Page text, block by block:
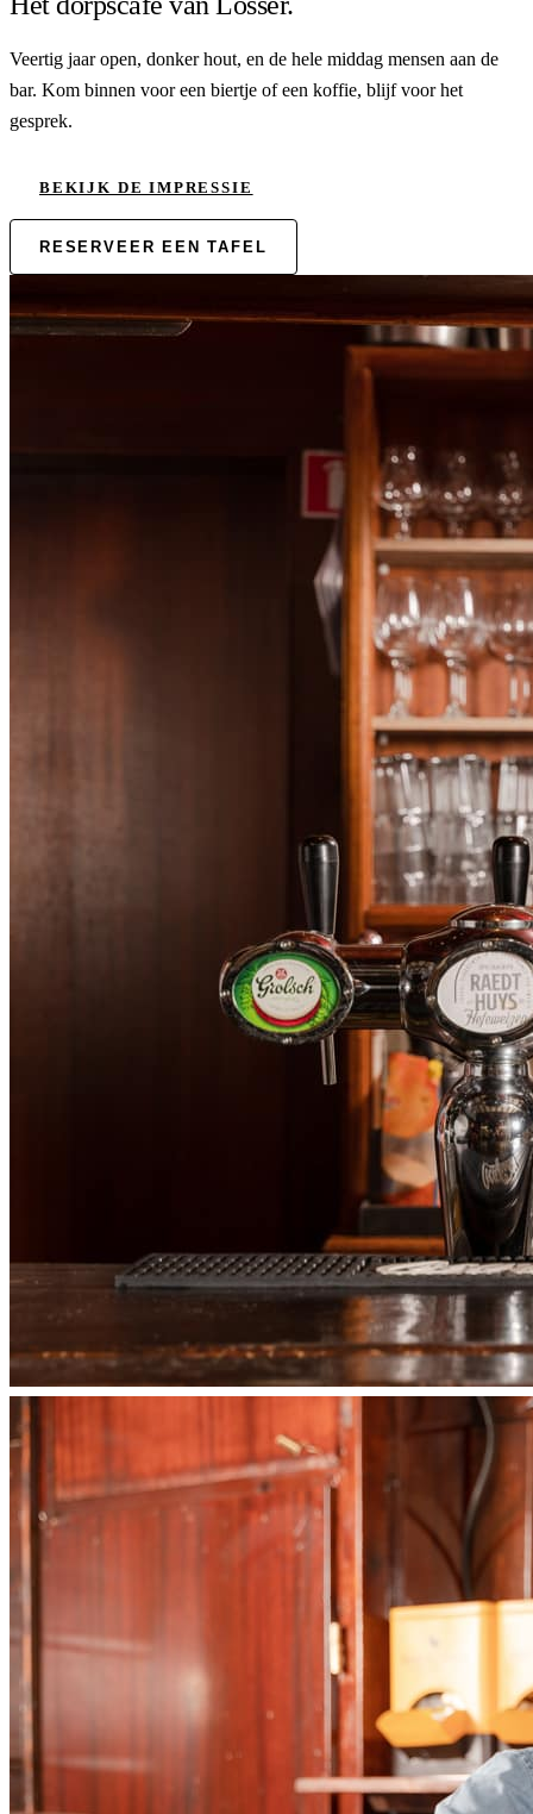
Veertig jaar open, donker hout, en de hele middag mensen aan de
bar. Kom binnen voor een biertje of een koffie, blijf voor het
gesprek.
BEKIJK DE IMPRESSIE
RESERVEER EEN TAFEL